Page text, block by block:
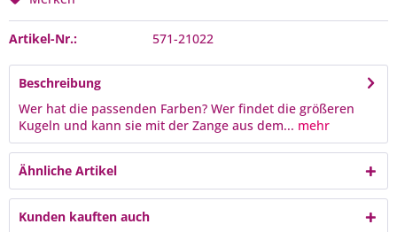
Artikel-Nr.: 571-21022
Beschreibung
Wer hat die passenden Farben? Wer findet die größeren
Kugeln und kann sie mit der Zange aus dem... mehr
Ähnliche Artikel
Kunden kauften auch